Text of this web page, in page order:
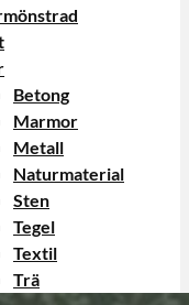
Betong
Marmor
Metall
Naturmaterial
Sten
Tegel
Textil
Trä